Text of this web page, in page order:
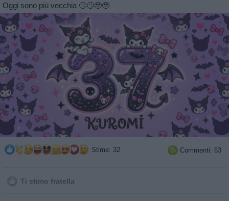
Oggi sono più vecchia 🙄🙄🥹🥹
Stime: 32  Commenti: 63
Ti stimo fratella